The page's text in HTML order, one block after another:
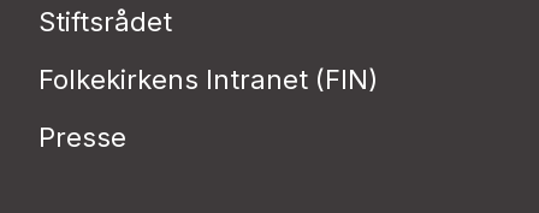
Stiftsrådet
Folkekirkens Intranet (FIN)
Presse